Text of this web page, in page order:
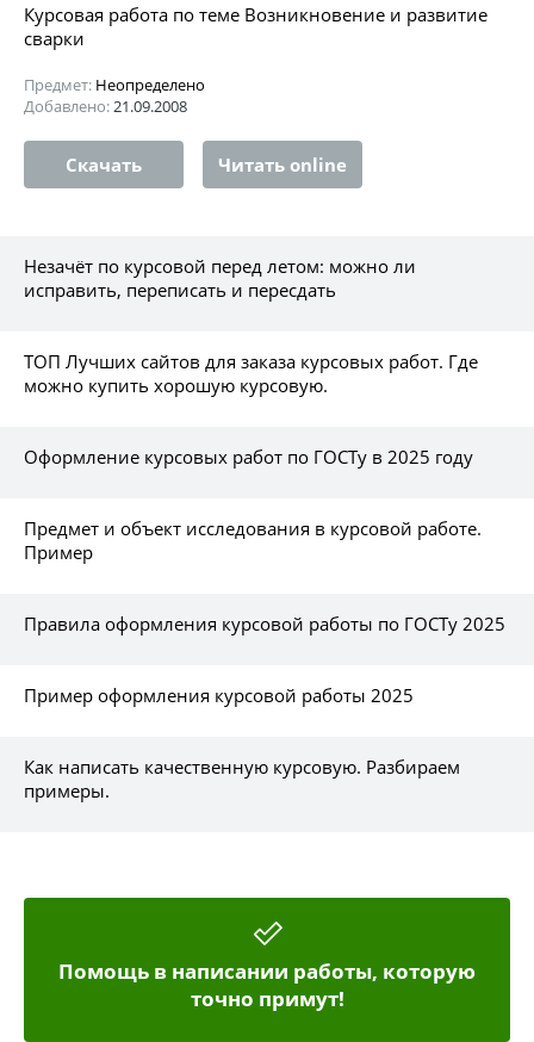
Курсовая работа по теме Возникновение и развитие
сварки
Предмет: Неопределено
Добавлено:21.09.2008
Скачать Читать online
Незачёт по курсовой перед летом: можно ли
исправить, переписать и пересдать
ТОП Лучших сайтов для заказа курсовых работ. Где
можно купить хорошую курсовую.
Оформление курсовых работ по ГОСТу в 2025 году
Предмет и объект исследования в курсовой работе.
Пример
Правила оформления курсовой работы по ГОСТу 2025
Пример оформления курсовой работы 2025
Как написать качественную курсовую. Разбираем
примеры.
Помощь в написании работы, которую
точно примут!